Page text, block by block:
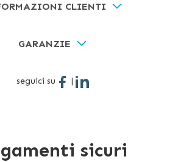
CLIENTI
GARANZIE
seguici su |
sicuri